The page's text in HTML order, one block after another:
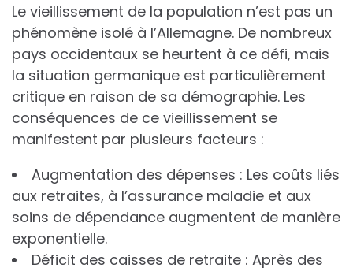
Le vieillissement de la population n’est pas un
phénomène isolé à l’Allemagne. De nombreux
pays occidentaux se heurtent à ce défi, mais
la situation germanique est particulièrement
critique en raison de sa démographie. Les
conséquences de ce vieillissement se
manifestent par plusieurs facteurs :
Augmentation des dépenses : Les coûts liés
aux retraites, à l’assurance maladie et aux
soins de dépendance augmentent de manière
exponentielle.
Déficit des caisses de retraite : Après des